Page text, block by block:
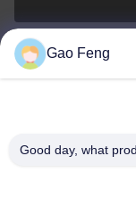
Gao Feng
Good day, what